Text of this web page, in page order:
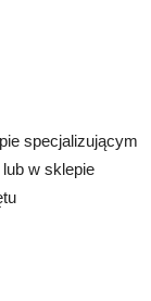
specjalizującym
w sklepie